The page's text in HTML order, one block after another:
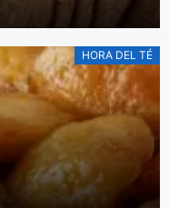
HORA DEL TÉ